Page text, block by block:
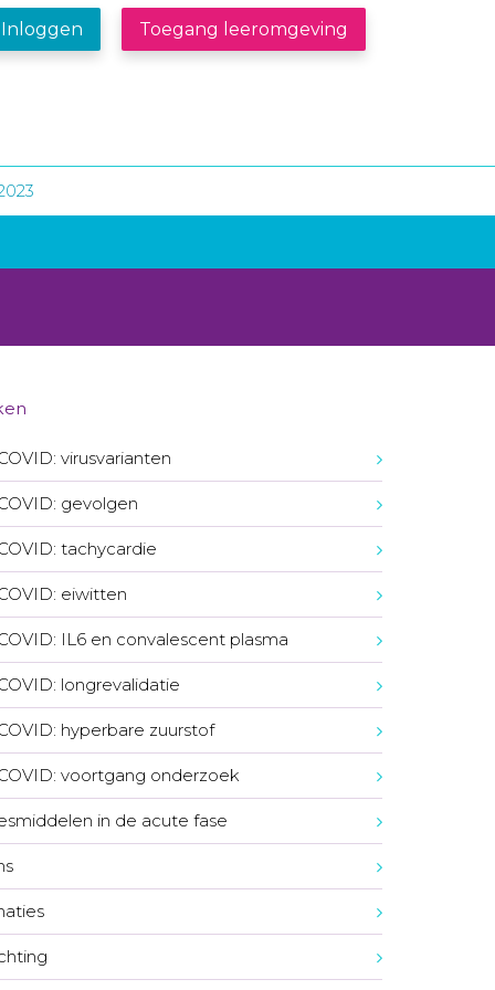
Inloggen Toegang leeromgeving
virusvarianten
gevolgen
tachycardie
eiwitten
IL6 en convalescent plasma
longrevalidatie
hyperbare zuurstof
voortgang onderzoek
in de acute fase